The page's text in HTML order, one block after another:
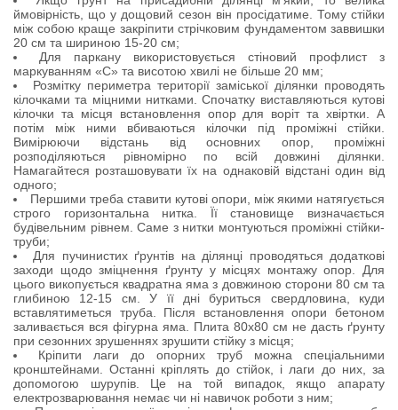
ймовірність, що у дощовий сезон він просідатиме. Тому стійки
між собою краще закріпити стрічковим фундаментом заввишки
20 см та шириною 15-20 см;
Для паркану використовується стіновий профлист з
маркуванням «С» та висотою хвилі не більше 20 мм;
Розмітку периметра території заміської ділянки проводять
кілочками та міцними нитками. Спочатку виставляються кутові
кілочки та місця встановлення опор для воріт та хвіртки. А
потім між ними вбиваються кілочки під проміжні стійки.
Вимірюючи відстань від основних опор, проміжні
розподіляються рівномірно по всій довжині ділянки.
Намагайтеся розташовувати їх на однаковій відстані один від
одного;
Першими треба ставити кутові опори, між якими натягується
строго горизонтальна нитка. Її становище визначається
будівельним рівнем. Саме з нитки монтуються проміжні стійки-
труби;
Для пучинистих ґрунтів на ділянці проводяться додаткові
заходи щодо зміцнення ґрунту у місцях монтажу опор. Для
цього викопується квадратна яма з довжиною сторони 80 см та
глибиною 12-15 см. У її дні буриться свердловина, куди
вставлятиметься труба. Після встановлення опори бетоном
заливається вся фігурна яма. Плита 80х80 см не дасть ґрунту
при сезонних зрушеннях зрушити стійку з місця;
Кріпити лаги до опорних труб можна спеціальними
кронштейнами. Останні кріплять до стійок, і лаги до них, за
допомогою шурупів. Це на той випадок, якщо апарату
електрозварювання немає чи ні навичок роботи з ним;